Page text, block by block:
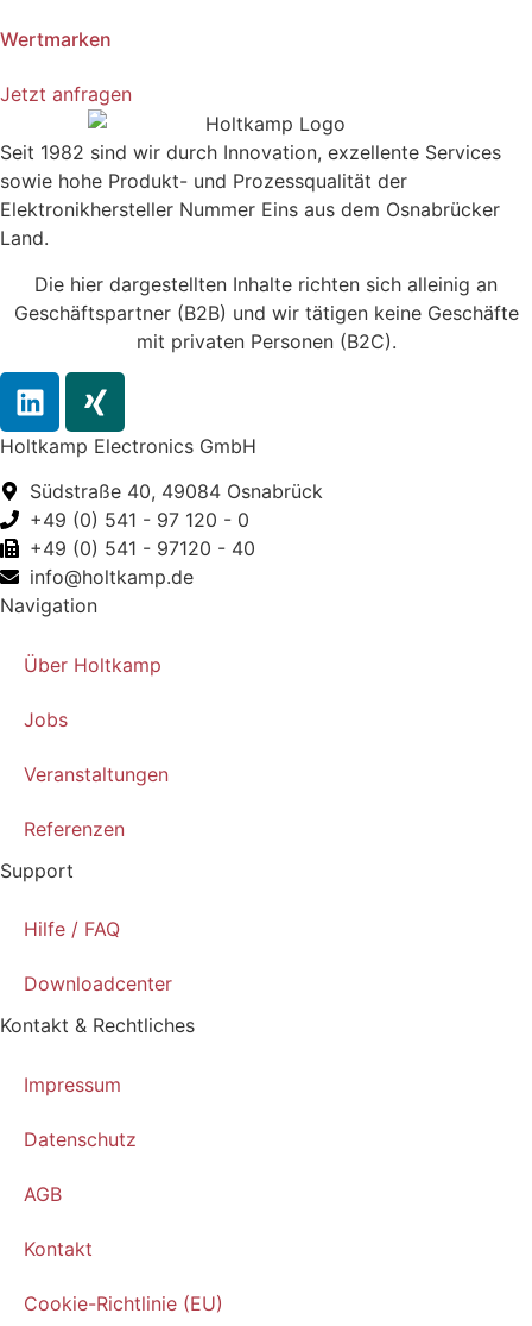
Wertmarken
Jetzt anfragen
Seit 1982 sind wir durch Innovation, exzellente Services
sowie hohe Produkt- und Prozessqualität der
Elektronikhersteller Nummer Eins aus dem Osnabrücker
Land.
Die hier dargestellten Inhalte richten sich alleinig an
Geschäftspartner (B2B) und wir tätigen keine Geschäfte
mit privaten Personen (B2C).
Holtkamp Electronics GmbH
Südstraße 40, 49084 Osnabrück
+49 (0) 541 - 97 120 - 0
+49 (0) 541 - 97120 - 40
info@holtkamp.de
Navigation
Über Holtkamp
Jobs
Veranstaltungen
Referenzen
Support
Hilfe / FAQ
Downloadcenter
Kontakt & Rechtliches
Impressum
Datenschutz
AGB
Kontakt
Cookie-Richtlinie (EU)